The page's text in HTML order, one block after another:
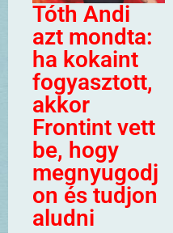
Tóth Andi
azt mondta:
ha kokaint
fogyasztott,
akkor
Frontint vett
be, hogy
megnyugodj
on és tudjon
aludni